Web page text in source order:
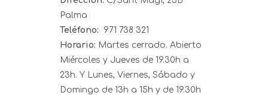
Palma
Teléfono:
971 738 321
Horario: Martes cerrado. Abierto
Miércoles y Jueves de 19.30h a
23h. Y Lunes, Viernes, Sábado y
Domingo de 13h a 15h y de 19.30h